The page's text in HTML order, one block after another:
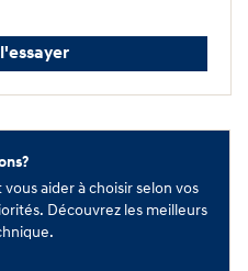
aider à choisir selon vos
Découvrez les meilleurs